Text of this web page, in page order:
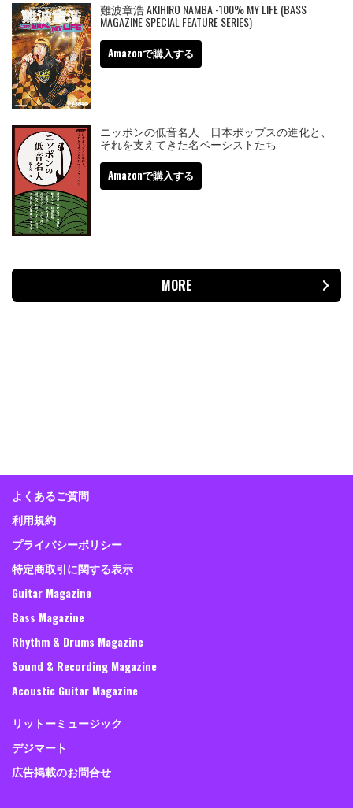
難波章浩 AKIHIRO NAMBA -100% MY LIFE (BASS
MAGAZINE SPECIAL FEATURE SERIES)
Amazonで購入する
ニッポンの低音名人 日本ポップスの進化と、
それを支えてきた名ベーシストたち
Amazonで購入する
MORE
よくあるご質問
利用規約
プライバシーポリシー
特定商取引に関する表示
Guitar Magazine
Bass Magazine
Rhythm & Drums Magazine
Sound & Recording Magazine
Acoustic Guitar Magazine
リットーミュージック
デジマート
広告掲載のお問合せ